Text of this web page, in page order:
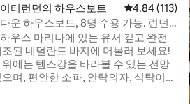
), 후기 197개
터런던의 하우스보트 평점 4.84점(5
4.84 (113)
운 하우스보트, 8명 수용 가능. 런던
우스 마리나에 있는 유서 깊고 완전
된 네덜란드 바지에 머물러 보세요!
에는 템스강을 바라볼 수 있는 전망
으며, 편안한 소파, 안락의자, 식탁이